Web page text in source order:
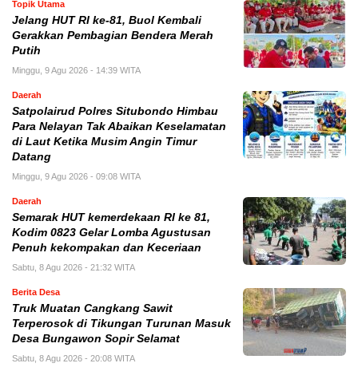
Topik Utama
Jelang HUT RI ke-81, Buol Kembali
Gerakkan Pembagian Bendera Merah
Putih
Minggu, 9 Agu 2026 - 14:39 WITA
Daerah
Satpolairud Polres Situbondo Himbau
Para Nelayan Tak Abaikan Keselamatan
di Laut Ketika Musim Angin Timur
Datang
Minggu, 9 Agu 2026 - 09:08 WITA
Daerah
Semarak HUT kemerdekaan RI ke 81,
Kodim 0823 Gelar Lomba Agustusan
Penuh kekompakan dan Keceriaan
Sabtu, 8 Agu 2026 - 21:32 WITA
Berita Desa
Truk Muatan Cangkang Sawit
Terperosok di Tikungan Turunan Masuk
Desa Bungawon Sopir Selamat
Sabtu, 8 Agu 2026 - 20:08 WITA